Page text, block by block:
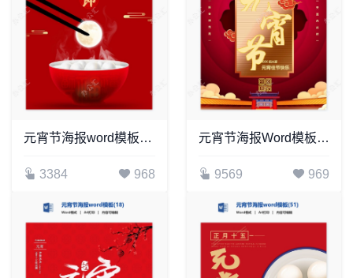
元宵节海报word模板(32)
3384 968
元宵节海报Word模板(14)
9569 969